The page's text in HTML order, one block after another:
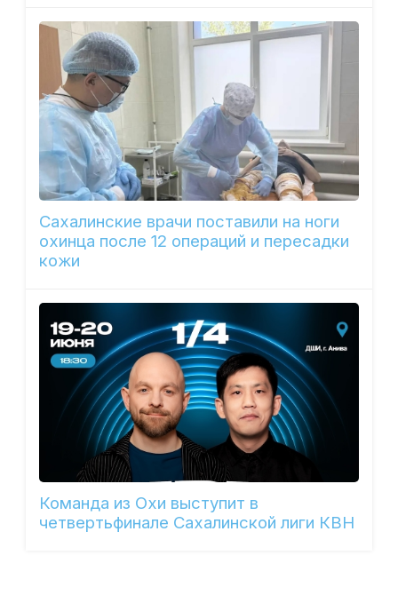
Сахалинские врачи поставили на ноги
охинца после 12 операций и пересадки
кожи
Команда из Охи выступит в
четвертьфинале Сахалинской лиги КВН